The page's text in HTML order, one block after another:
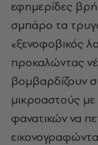
εφημερίδες
σμπάρο τα
«ξενοφοβικός
προκαλώντας
βομβαρδίζουν
μικροαστούς με
φανατικών να